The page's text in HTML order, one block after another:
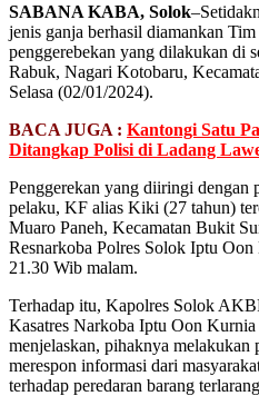
SABANA KABA, Solok
jenis ganja berhasil diamankan
penggerebekan yang dilakukan di
Rabuk, Nagari Kotobaru,
Selasa (02/01/2024).
BACA JUGA : Kantongi Satu
Ditangkap Polisi di Ladang
Penggerekan yang diiringi dengan
pelaku, KF alias Kiki (27 tahun)
Muaro Paneh, Kecamatan Bukit
Resnarkoba Polres Solok Iptu
21.30 Wib malam.
Terhadap itu, Kapolres Solok
Kasatres Narkoba Iptu Oon
menjelaskan, pihaknya melakukan
merespon informasi dari
terhadap peredaran barang